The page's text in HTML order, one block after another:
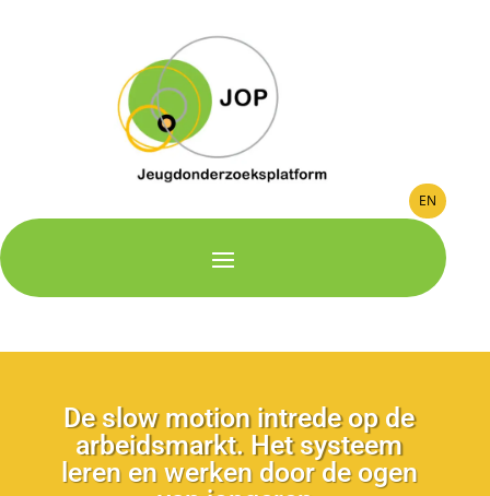
EN
De slow motion intrede op de
arbeidsmarkt. Het systeem
leren en werken door de ogen